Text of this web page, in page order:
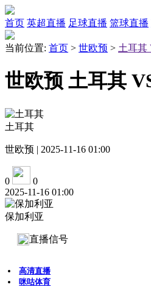
首页 英超直播 足球直播 篮球直播
当前位置: 首页 > 世欧预 > 土耳其
世欧预 土耳其
土耳其
世欧预 | 2025-11-16 01:00
0
0
2025-11-16 01:00
保加利亚
直播信号
高清直播
咪咕体育